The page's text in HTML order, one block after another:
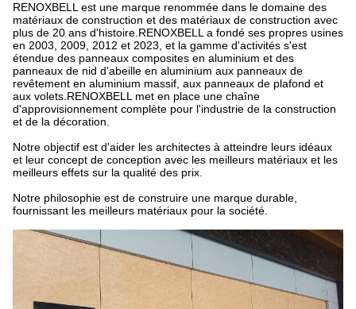
RENOXBELL est une marque renommée dans le domaine des
matériaux de construction et des matériaux de construction avec
plus de 20 ans d'histoire.RENOXBELL a fondé ses propres usines
en 2003, 2009, 2012 et 2023, et la gamme d'activités s'est
étendue des panneaux composites en aluminium et des
panneaux de nid d'abeille en aluminium aux panneaux de
revêtement en aluminium massif, aux panneaux de plafond et
aux volets.RENOXBELL met en place une chaîne
d'approvisionnement complète pour l'industrie de la construction
et de la décoration.
Notre objectif est d'aider les architectes à atteindre leurs idéaux
et leur concept de conception avec les meilleurs matériaux et les
meilleurs effets sur la qualité des prix.
Notre philosophie est de construire une marque durable,
fournissant les meilleurs matériaux pour la société.